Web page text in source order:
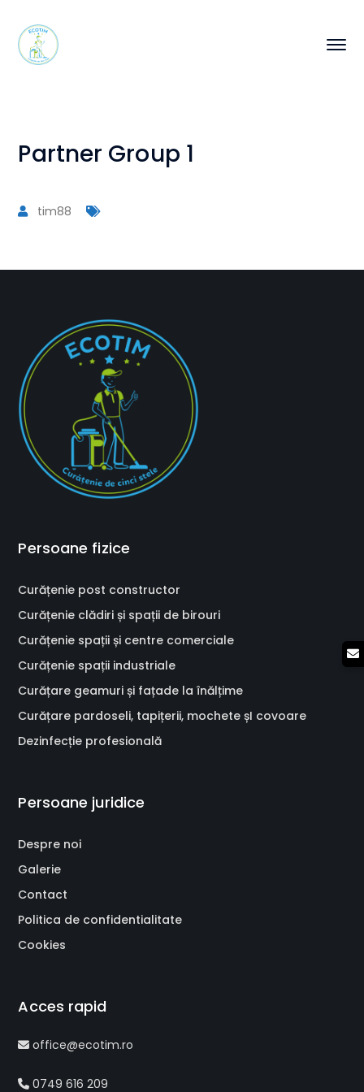
Partner Group 1
tim88
Persoane fizice
Curățenie post constructor
Curățenie clădiri și spații de birouri
Curățenie spații și centre comerciale
Curățenie spații industriale
Curățare geamuri și fațade la înălțime
Curățare pardoseli, tapițerii, mochete șI covoare
Dezinfecție profesională
Persoane juridice
Despre noi
Galerie
Contact
Politica de confidentialitate
Cookies
Acces rapid
office@ecotim.ro
0749 616 209